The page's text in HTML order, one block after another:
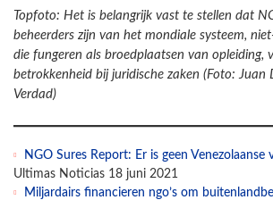
Topfoto: Het is belangrijk vast te stellen dat
beheerders zijn van het mondiale systeem,
die fungeren als broedplaatsen van opleiding,
betrokkenheid bij juridische zaken (Foto: Juan
Verdad)
NGO Sures Report: Er is geen Venezolaanse
Ultimas Noticias 18 juni 2021
Miljardairs financieren ngo’s om